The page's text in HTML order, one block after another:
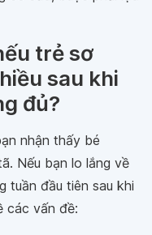
trẻ sơ
sau khi
đủ?
nhận thấy bé
Nếu bạn lo lắng về
tuần đầu tiên sau khi
các vấn đề: